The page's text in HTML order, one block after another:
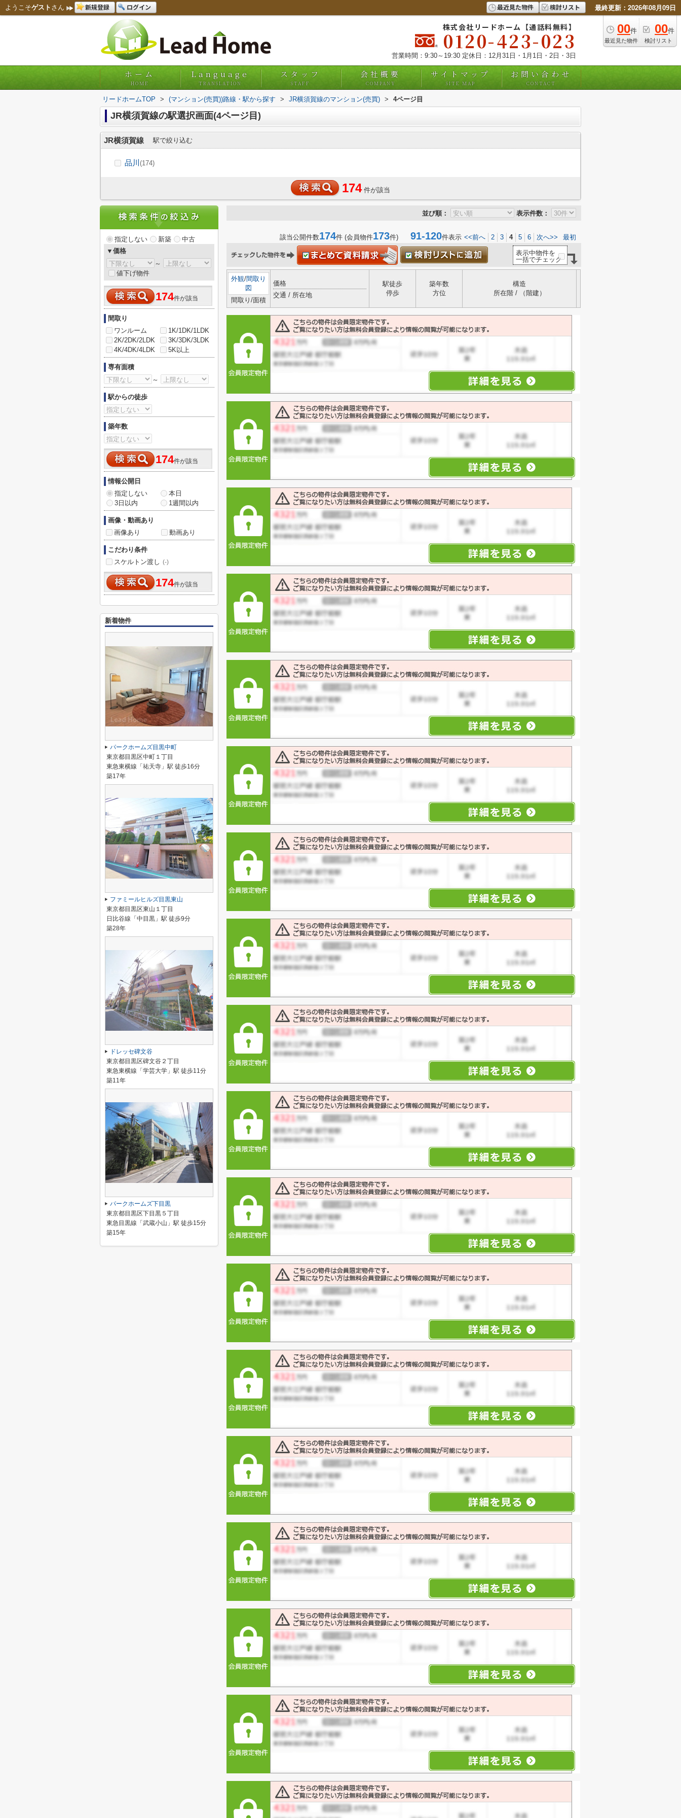
ようこそゲスト さん 新規登録 ログイン 最近見た物件 検討リスト 最終更新：2026年08月09日
00件
最近見た物件
00件
検討リスト
株式会社リードホーム【通話料無料】
0120-423-023
営業時間：9:30～19:30 定休日：12月31日・1月1日・2日・3日
ホーム
HOME
Language
TRANSLATION
スタッフ
STAFF
会社概要
COMPANY
サイトマップ
SITE MAP
お問い合わせ
CONTACT
リードホームTOP > (マンション(売買))路線・駅から探す > JR横須賀線のマンション(売買) > 4ページ目
JR横須賀線の駅選択画面(4ページ目)
JR横須賀線 駅で絞り込む
品川 (174)
174 件が該当
並び順： 表示件数：
該当公開件数174件 (会員物件173件) 91-120件表示 <<前へ 2 3 4 5 6 次へ>> 最初
表示中物件を
一括でチェック
外観/間取り
図
間取り/面積
価格
交通 / 所在地
駅徒歩
停歩
築年数
方位
構造
所在階 / （階建）
指定しない 新築
中古
▼価格
～
値下げ物件
174件が該当
間取り
ワンルーム
1K/1DK/1LDK
2K/2DK/2LDK
3K/3DK/3LDK
4K/4DK/4LDK
5K以上
専有面積
～
駅からの徒歩
築年数
174件が該当
情報公開日
指定しない
本日
3日以内
1週間以内
画像・動画あり
画像あり
動画あり
こだわり条件
スケルトン渡し (-)
174件が該当
新着物件
パークホームズ目黒中町
東京都目黒区中町１丁目
東急東横線「祐天寺」駅 徒歩16分
築17年
ファミールヒルズ目黒東山
東京都目黒区東山１丁目
日比谷線「中目黒」駅 徒歩9分
築28年
ドレッセ碑文谷
東京都目黒区碑文谷２丁目
東急東横線「学芸大学」駅 徒歩11分
築11年
パークホームズ下目黒
東京都目黒区下目黒５丁目
東急目黒線「武蔵小山」駅 徒歩15分
築15年